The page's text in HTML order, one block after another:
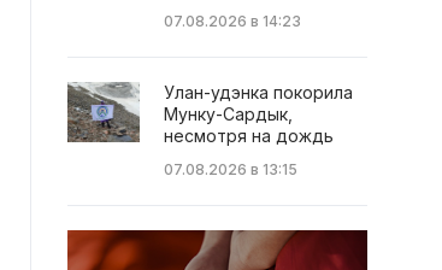
07.08.2026 в 14:23
Улан-удэнка покорила
Мунку-Сардык,
несмотря на дождь
07.08.2026 в 13:15